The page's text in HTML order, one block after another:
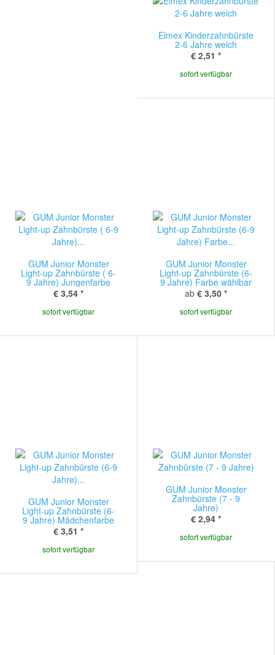
Elmex Kinderzahnbürste
2-6 Jahre weich
€ 2,51 *
sofort verfügbar
GUM Junior Monster
Light-up Zahnbürste ( 6-
9 Jahre) Jungenfarbe
€ 3,54 *
sofort verfügbar
GUM Junior Monster
Light-up Zahnbürste (6-
9 Jahre) Farbe wählbar
ab € 3,50 *
sofort verfügbar
GUM Junior Monster
Light-up Zahnbürste (6-
9 Jahre) Mädchenfarbe
€ 3,51 *
sofort verfügbar
GUM Junior Monster
Zahnbürste (7 - 9
Jahre)
€ 2,94 *
sofort verfügbar